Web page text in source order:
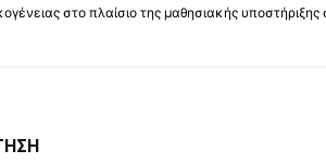
στο πλαίσιο της μαθησιακής υποστήριξης